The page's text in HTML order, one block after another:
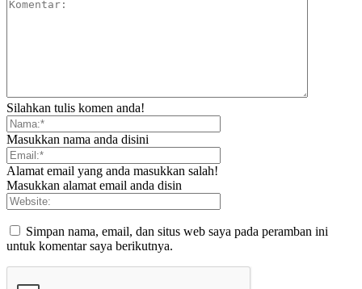
Silahkan tulis komen anda!
Masukkan nama anda disini
Alamat email yang anda masukkan salah!
Masukkan alamat email anda disin
Simpan nama, email, dan situs web saya pada peramban ini
untuk komentar saya berikutnya.